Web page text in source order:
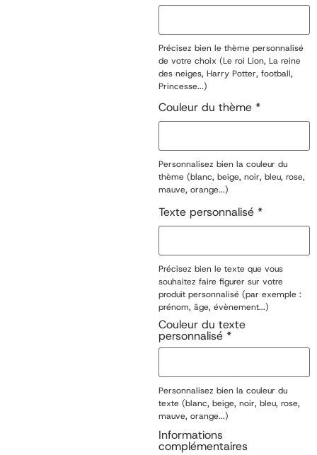
Précisez bien le thème personnalisé
de votre choix (Le roi Lion, La reine
des neiges, Harry Potter, football,
Princesse...)
Couleur du thème *
Personnalisez bien la couleur du
thème (blanc, beige, noir, bleu, rose,
mauve, orange...)
Texte personnalisé *
Précisez bien le texte que vous
souhaitez faire figurer sur votre
produit personnalisé (par exemple :
prénom, âge, évènement...)
Couleur du texte
personnalisé *
Personnalisez bien la couleur du
texte (blanc, beige, noir, bleu, rose,
mauve, orange...)
Informations
complémentaires